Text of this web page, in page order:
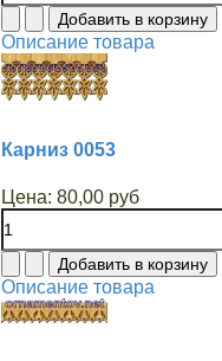
Описание товара
Карниз 0053
Цена: 80,00 руб
Описание товара